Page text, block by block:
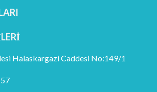
Halaskargazi Caddesi No:149/1